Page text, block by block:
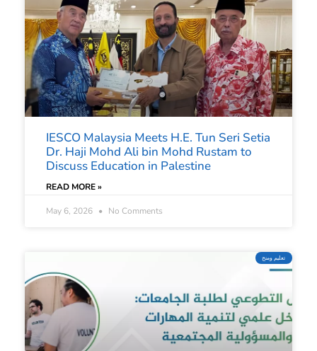
IESCO Malaysia Meets H.E. Tun Seri Setia
Dr. Haji Mohd Ali bin Mohd Rustam to
Discuss Education in Palestine
READ MORE »
May 6, 2026 No Comments
تعليم ومنح